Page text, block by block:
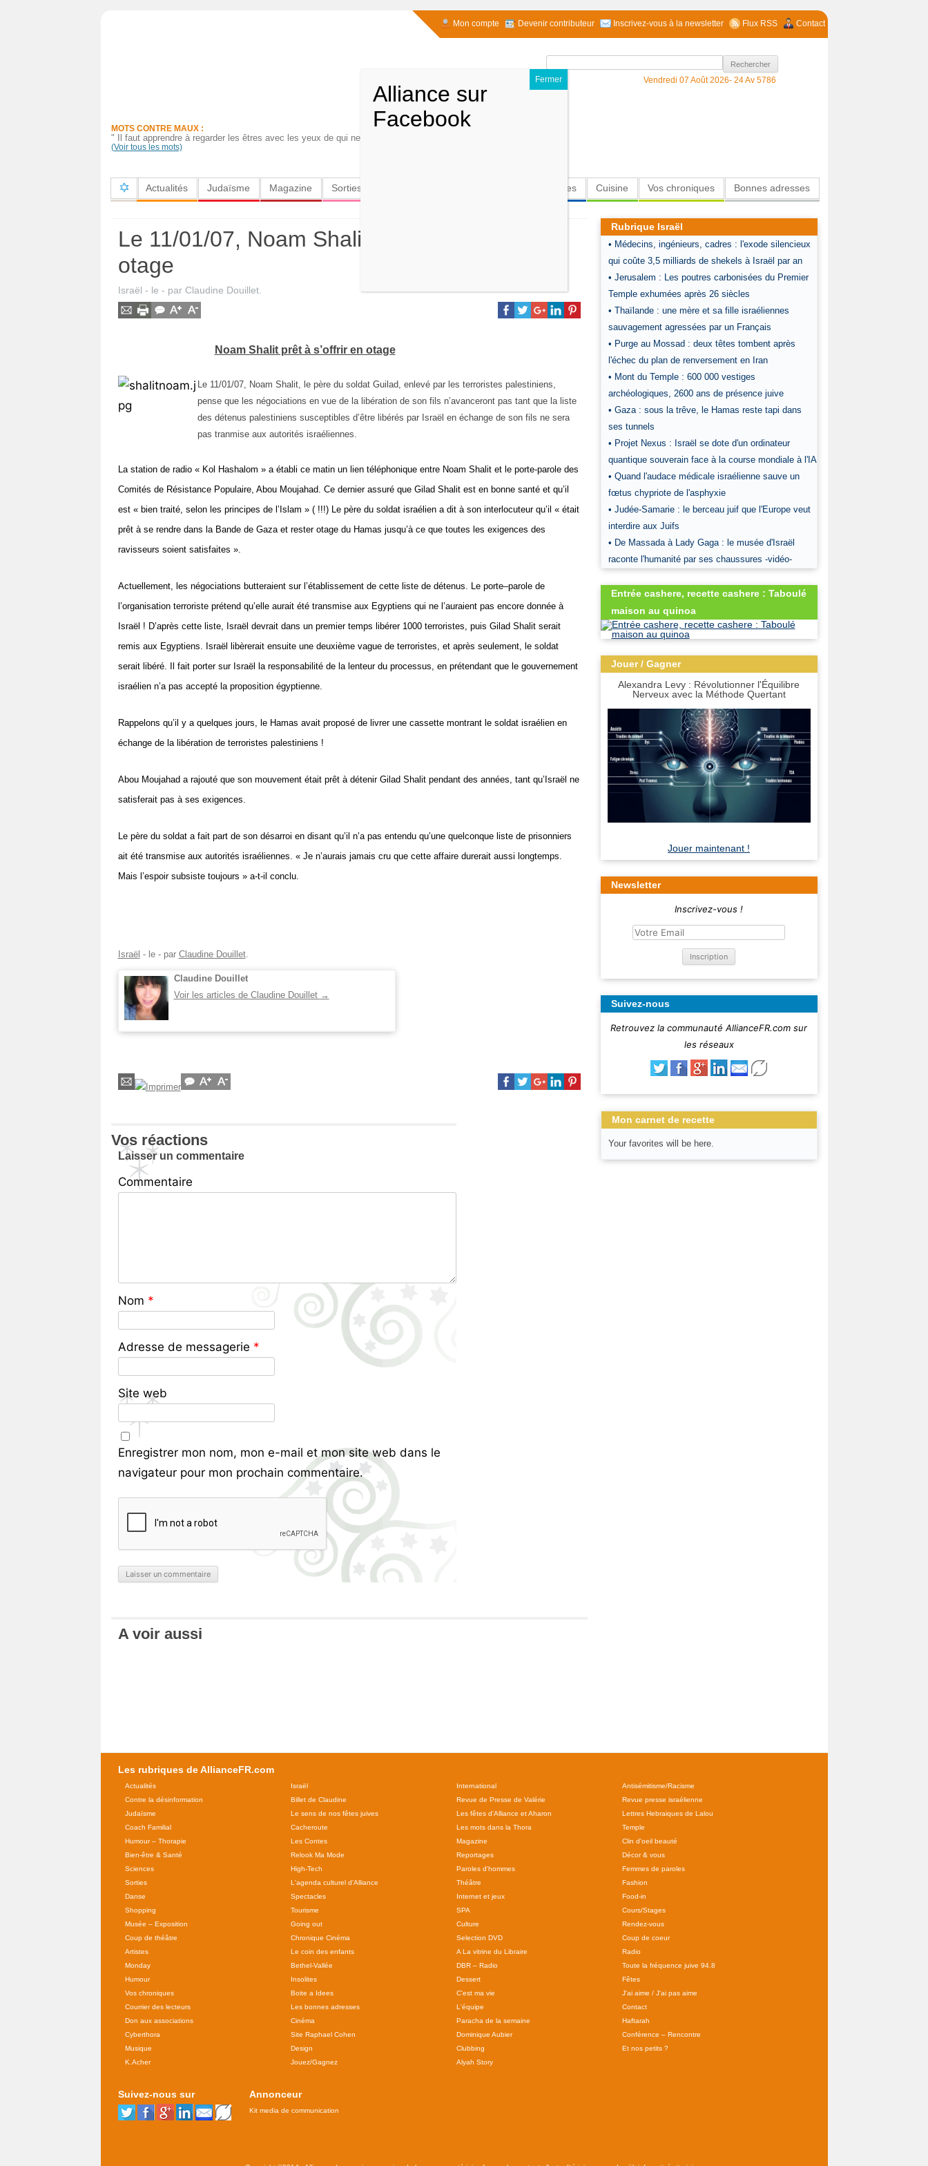
Mon compte Devenir contributeur Inscrivez-vous à la newsletter Flux RSS Contact
MOTS CONTRE MAUX :
" Il faut apprendre à regarder les êtres avec les yeux de qui ne les reverra plus ". Kaos film de Taviani
(Voir tous les mots)
Rechercher :
Vendredi 07 Août 2026- 24 Av 5786
Actualités Judaïsme Magazine Sorties Insolites Cuisine Vos chroniques Bonnes adresses
Le 11/01/07, Noam Shalit prêt à s’offrir en
otage
Israël - le - par Claudine Douillet.
Noam Shalit prêt à s’offrir en otage
Le 11/01/07, Noam Shalit, le père du soldat Guilad, enlevé par les terroristes palestiniens,
pense que les négociations en vue de la libération de son fils n’avanceront pas tant que la liste
des détenus palestiniens susceptibles d’être libérés par Israël en échange de son fils ne sera
pas tranmise aux autorités israéliennes.
La station de radio « Kol Hashalom » a établi ce matin un lien téléphonique entre Noam Shalit et le porte-parole des
Comités de Résistance Populaire, Abou Moujahad. Ce dernier assuré que Gilad Shalit est en bonne santé et qu’il
est « bien traité, selon les principes de l’Islam » ( !!!) Le père du soldat israélien a dit à son interlocuteur qu’il « était
prêt à se rendre dans la Bande de Gaza et rester otage du Hamas jusqu’à ce que toutes les exigences des
ravisseurs soient satisfaites ».
Actuellement, les négociations butteraient sur l’établissement de cette liste de détenus. Le porte–parole de
l’organisation terroriste prétend qu’elle aurait été transmise aux Egyptiens qui ne l’auraient pas encore donnée à
Israël ! D’après cette liste, Israël devrait dans un premier temps libérer 1000 terroristes, puis Gilad Shalit serait
remis aux Egyptiens. Israël libèrerait ensuite une deuxième vague de terroristes, et après seulement, le soldat
serait libéré. Il fait porter sur Israël la responsabilité de la lenteur du processus, en prétendant que le gouvernement
israélien n’a pas accepté la proposition égyptienne.
Rappelons qu’il y a quelques jours, le Hamas avait proposé de livrer une cassette montrant le soldat israélien en
échange de la libération de terroristes palestiniens !
Abou Moujahad a rajouté que son mouvement était prêt à détenir Gilad Shalit pendant des années, tant qu’Israël ne
satisferait pas à ses exigences.
Le père du soldat a fait part de son désarroi en disant qu’il n’a pas entendu qu’une quelconque liste de prisonniers
ait été transmise aux autorités israéliennes. « Je n’aurais jamais cru que cette affaire durerait aussi longtemps.
Mais l’espoir subsiste toujours » a-t-il conclu.
Israël - le - par Claudine Douillet.
Claudine Douillet
Voir les articles de Claudine Douillet →
Vos réactions
Laisser un commentaire
Commentaire
Nom *
Adresse de messagerie *
Site web
Enregistrer mon nom, mon e-mail et mon site web dans le
navigateur pour mon prochain commentaire.
A voir aussi
Rubrique Israël
• Médecins, ingénieurs, cadres : l'exode silencieux
qui coûte 3,5 milliards de shekels à Israël par an
• Jerusalem : Les poutres carbonisées du Premier
Temple exhumées après 26 siècles
• Thaïlande : une mère et sa fille israéliennes
sauvagement agressées par un Français
• Purge au Mossad : deux têtes tombent après
l'échec du plan de renversement en Iran
• Mont du Temple : 600 000 vestiges
archéologiques, 2600 ans de présence juive
• Gaza : sous la trêve, le Hamas reste tapi dans
ses tunnels
• Projet Nexus : Israël se dote d'un ordinateur
quantique souverain face à la course mondiale à l'IA
• Quand l'audace médicale israélienne sauve un
fœtus chypriote de l'asphyxie
• Judée-Samarie : le berceau juif que l'Europe veut
interdire aux Juifs
• De Massada à Lady Gaga : le musée d'Israël
raconte l'humanité par ses chaussures -vidéo-
Entrée cashere, recette cashere : Taboulé
maison au quinoa
Jouer / Gagner
Alexandra Levy : Révolutionner l'Équilibre
Nerveux avec la Méthode Quertant
Jouer maintenant !
Newsletter
Inscrivez-vous !
Suivez-nous
Retrouvez la communauté AllianceFR.com sur
les réseaux
Mon carnet de recette
Your favorites will be here.
Les rubriques de AllianceFR.com
Actualités Israël International
Antisémitisme/Racisme
Contre la désinformation
Billet de Claudine Revue de Presse de Valérie
Revue presse israélienne
Judaïsme
Le sens de nos fêtes juives Les fêtes d'Alliance et Aharon
Lettres Hebraiques de Lalou
Coach Familial
Cacheroute Les mots dans la Thora
Temple
Humour – Thorapie
Les Contes Magazine
Clin d'oeil beauté
Bien-être & Santé
Relook Ma Mode Reportages
Décor & vous
Sciences
High-Tech Paroles d'hommes
Femmes de paroles
Sorties
L'agenda culturel d'Alliance Théâtre
Fashion
Danse
Spectacles Internet et jeux
Food-in
Shopping
Tourisme SPA
Cours/Stages
Musée – Exposition
Going out Culture
Rendez-vous
Coup de théâtre
Chronique Cinéma Selection DVD
Coup de coeur
Artistes
Le coin des enfants A La vitrine du Libraire
Radio
Monday
Bethel-Vallée DBR – Radio
Toute la fréquence juive 94.8
Humour
Insolites Dessert
Fêtes
Vos chroniques
Boite a Idees C'est ma vie
J'ai aime / J'ai pas aime
Courrier des lecteurs
Les bonnes adresses L'équipe
Contact
Don aux associations
Cinéma Paracha de la semaine
Haftarah
Cyberthora
Site Raphael Cohen Dominique Aubier
Conférence – Rencontre
Musique
Design Clubbing
Et nos petits ?
K.Acher
Jouez/Gagnez Alyah Story
Suivez-nous sur Annonceur
Kit media de communication